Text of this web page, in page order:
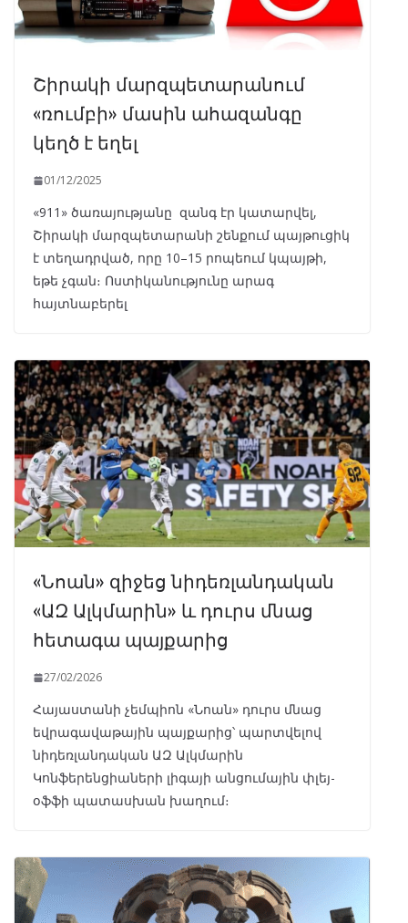
Շիրակի մարզպետարանում
«ռումբի» մասին ահազանգը
կեղծ է եղել
01/12/2025
«911» ծառայությանը զանգ էր կատարվել,
Շիրակի մարզպետարանի շենքում պայթուցիկ
է տեղադրված, որը 10–15 րոպեում կպայթի,
եթե չգան։ Ոստիկանությունը արագ
հայտնաբերել
«Նոան» զիջեց նիդեռլանդական
«ԱԶ Ալկմարին» և դուրս մնաց
հետագա պայքարից
27/02/2026
Հայաստանի չեմպիոն «Նոան» դուրս մնաց
եվրագավաթային պայքարից՝ պարտվելով
նիդեռլանդական ԱԶ Ալկմարին
Կոնֆերենցիաների լիգայի անցումային փլեյ-
օֆֆի պատասխան խաղում։